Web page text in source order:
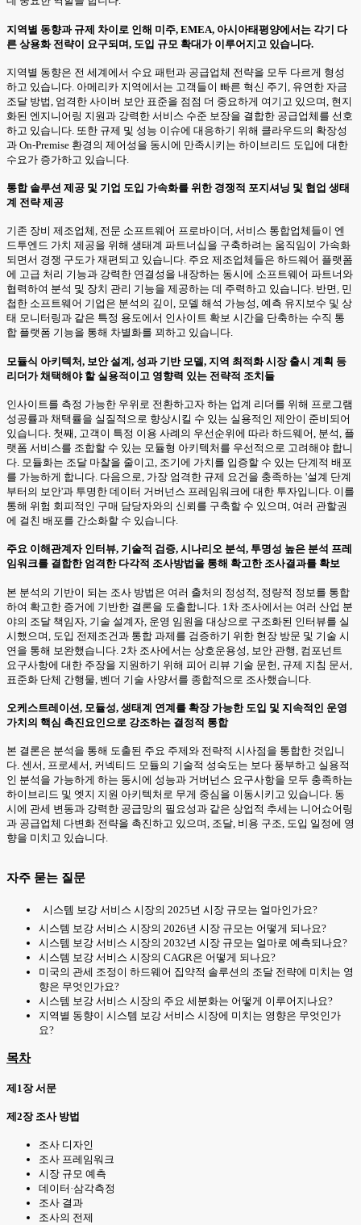
지역별 동향과 규제 차이로 인해 미주, EMEA, 아시아태평양에서는 각기 다
른 상용화 전략이 요구되며, 도입 규모 확대가 이루어지고 있습니다.
지역별 동향은 전 세계에서 수요 패턴과 공급업체 전략을 모두 다르게 형성
하고 있습니다. 아메리카 지역에서는 고객들이 빠른 혁신 주기, 유연한 자금
조달 방법, 엄격한 사이버 보안 표준을 점점 더 중요하게 여기고 있으며, 현지
화된 엔지니어링 지원과 강력한 서비스 수준 보장을 결합한 공급업체를 선호
하고 있습니다. 또한 규제 및 성능 이슈에 대응하기 위해 클라우드의 확장성
과 On-Premise 환경의 제어성을 동시에 만족시키는 하이브리드 도입에 대한
수요가 증가하고 있습니다.
통합 솔루션 제공 및 기업 도입 가속화를 위한 경쟁적 포지셔닝 및 협업 생태
계 전략 제공
기존 장비 제조업체, 전문 소프트웨어 프로바이더, 서비스 통합업체들이 엔
드투엔드 가치 제공을 위해 생태계 파트너십을 구축하려는 움직임이 가속화
되면서 경쟁 구도가 재편되고 있습니다. 주요 제조업체들은 하드웨어 플랫폼
에 고급 처리 기능과 강력한 연결성을 내장하는 동시에 소프트웨어 파트너와
협력하여 분석 및 장치 관리 기능을 제공하는 데 주력하고 있습니다. 반면, 민
첩한 소프트웨어 기업은 분석의 깊이, 모델 해석 가능성, 예측 유지보수 및 상
태 모니터링과 같은 특정 용도에서 인사이트 확보 시간을 단축하는 수직 통
합 플랫폼 기능을 통해 차별화를 꾀하고 있습니다.
모듈식 아키텍처, 보안 설계, 성과 기반 모델, 지역 최적화 시장 출시 계획 등
리더가 채택해야 할 실용적이고 영향력 있는 전략적 조치들
인사이트를 측정 가능한 우위로 전환하고자 하는 업계 리더를 위해 프로그램
성공률과 채택률을 실질적으로 향상시킬 수 있는 실용적인 제안이 준비되어
있습니다. 첫째, 고객이 특정 이용 사례의 우선순위에 따라 하드웨어, 분석, 플
랫폼 서비스를 조합할 수 있는 모듈형 아키텍처를 우선적으로 고려해야 합니
다. 모듈화는 조달 마찰을 줄이고, 조기에 가치를 입증할 수 있는 단계적 배포
를 가능하게 합니다. 다음으로, 가장 엄격한 규제 요건을 충족하는 '설계 단계
부터의 보안'과 투명한 데이터 거버넌스 프레임워크에 대한 투자입니다. 이를
통해 위험 회피적인 구매 담당자와의 신뢰를 구축할 수 있으며, 여러 관할권
에 걸친 배포를 간소화할 수 있습니다.
주요 이해관계자 인터뷰, 기술적 검증, 시나리오 분석, 투명성 높은 분석 프레
임워크를 결합한 엄격한 다각적 조사방법을 통해 확고한 조사결과를 확보
본 분석의 기반이 되는 조사 방법은 여러 출처의 정성적, 정량적 정보를 통합
하여 확고한 증거에 기반한 결론을 도출합니다. 1차 조사에서는 여러 산업 분
야의 조달 책임자, 기술 설계자, 운영 임원을 대상으로 구조화된 인터뷰를 실
시했으며, 도입 전제조건과 통합 과제를 검증하기 위한 현장 방문 및 기술 시
연을 통해 보완했습니다. 2차 조사에서는 상호운용성, 보안 관행, 컴포넌트
요구사항에 대한 주장을 지원하기 위해 피어 리뷰 기술 문헌, 규제 지침 문서,
표준화 단체 간행물, 벤더 기술 사양서를 종합적으로 조사했습니다.
오케스트레이션, 모듈성, 생태계 연계를 확장 가능한 도입 및 지속적인 운영
가치의 핵심 촉진요인으로 강조하는 결정적 통합
본 결론은 분석을 통해 도출된 주요 주제와 전략적 시사점을 통합한 것입니
다. 센서, 프로세서, 커넥티드 모듈의 기술적 성숙도는 보다 풍부하고 실용적
인 분석을 가능하게 하는 동시에 성능과 거버넌스 요구사항을 모두 충족하는
하이브리드 및 엣지 지원 아키텍처로 무게 중심을 이동시키고 있습니다. 동
시에 관세 변동과 강력한 공급망의 필요성과 같은 상업적 추세는 니어쇼어링
과 공급업체 다변화 전략을 촉진하고 있으며, 조달, 비용 구조, 도입 일정에 영
향을 미치고 있습니다.
자주 묻는 질문
시스템 보강 서비스 시장의 2025년 시장 규모는 얼마인가요?
시스템 보강 서비스 시장의 2026년 시장 규모는 어떻게 되나요?
시스템 보강 서비스 시장의 2032년 시장 규모는 얼마로 예측되나요?
시스템 보강 서비스 시장의 CAGR은 어떻게 되나요?
미국의 관세 조정이 하드웨어 집약적 솔루션의 조달 전략에 미치는 영
향은 무엇인가요?
시스템 보강 서비스 시장의 주요 세분화는 어떻게 이루어지나요?
지역별 동향이 시스템 보강 서비스 시장에 미치는 영향은 무엇인가
요?
목차
제1장 서문
제2장 조사 방법
조사 디자인
조사 프레임워크
시장 규모 예측
데이터·삼각측정
조사 결과
조사의 전제